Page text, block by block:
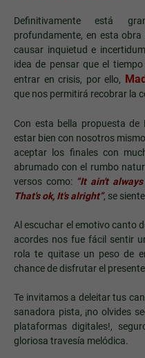
Definitivamente está
profundamente, en esta
causar inquietud e
idea de pensar que el
entrar en crisis, por ello,
que nos permitirá recobrar la
Con esta bella propuesta de
estar bien con nosotros
aceptar los finales con
abrumado con el rumbo
versos como:“It ain't
That's ok, It's alright”, se
Al escuchar el emotivo canto
acordes nos fue fácil sentir
rola te quitase un peso de
chance de disfrutar el
Te invitamos a deleitar tus
sanadora pista, ¡no olvides
plataformas digitales!,
gloriosa travesía melódica.